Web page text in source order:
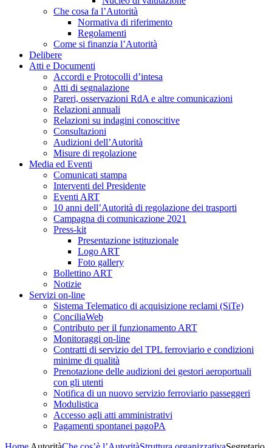
Che cosa fa l’Autorità
Normativa di riferimento
Regolamenti
Come si finanzia l’Autorità
Delibere
Atti e Documenti
Accordi e Protocolli d’intesa
Atti di segnalazione
Pareri, osservazioni RdA e altre comunicazioni
Relazioni annuali
Relazioni su indagini conoscitive
Consultazioni
Audizioni dell’Autorità
Misure di regolazione
Media ed Eventi
Comunicati stampa
Interventi del Presidente
Eventi ART
10 anni dell’Autorità di regolazione dei trasporti
Campagna di comunicazione 2021
Press-kit
Presentazione istituzionale
Logo ART
Foto gallery
Bollettino ART
Notizie
Servizi on-line
Sistema Telematico di acquisizione reclami (SiTe)
ConciliaWeb
Contributo per il funzionamento ART
Monitoraggi on-line
Contratti di servizio del TPL ferroviario e condizioni
minime di qualità
Prenotazione delle audizioni dei gestori aeroportuali
con gli utenti
Notifica di un nuovo servizio ferroviario passeggeri
Modulistica
Accesso agli atti amministrativi
Pagamenti spontanei pagoPA